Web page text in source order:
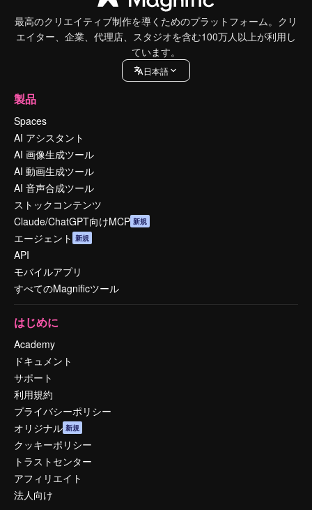
最高のクリエイティブ制作を導くためのプラットフォーム。クリ
エイター、企業、代理店、スタジオを含む100万人以上が利用し
ています。
日本語
製品
Spaces
AI アシスタント
AI 画像生成ツール
AI 動画生成ツール
AI 音声合成ツール
ストックコンテンツ
Claude/ChatGPT向けMCP 新規
エージェント 新規
API
モバイルアプリ
すべてのMagnificツール
はじめに
Academy
ドキュメント
サポート
利用規約
プライバシーポリシー
オリジナル 新規
クッキーポリシー
トラストセンター
アフィリエイト
法人向け